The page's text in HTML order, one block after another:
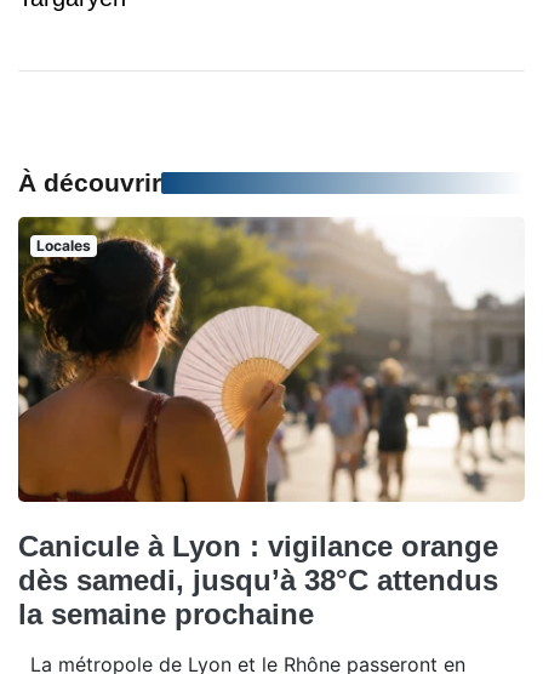
À découvrir
Locales
Canicule à Lyon : vigilance orange
dès samedi, jusqu’à 38°C attendus
la semaine prochaine
La métropole de Lyon et le Rhône passeront en